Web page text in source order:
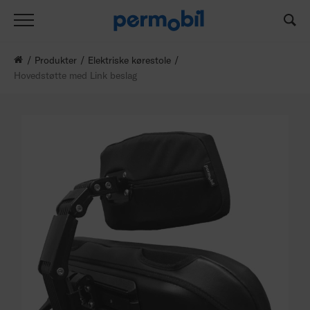
Produkter
Elektriske kørestole
Hovedstøtte med Link beslag